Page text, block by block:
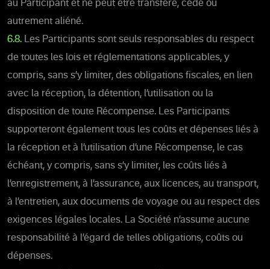
au Participant et ne peut être transféré, cédé ou
autrement aliéné.
6.8. Les Participants sont seuls responsables du respect
de toutes les lois et réglementations applicables, y
compris, sans s’y limiter, des obligations fiscales, en lien
avec la réception, la détention, l’utilisation ou la
disposition de toute Récompense. Les Participants
supporteront également tous les coûts et dépenses liés à
la réception et à l’utilisation d’une Récompense, le cas
échéant, y compris, sans s’y limiter, les coûts liés à
l’enregistrement, à l’assurance, aux licences, au transport,
à l’entretien, aux documents de voyage ou au respect des
exigences légales locales. La Société n’assume aucune
responsabilité à l’égard de telles obligations, coûts ou
dépenses.